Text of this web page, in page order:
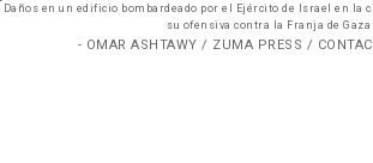
Daños en un edificio bombardeado por el Ejército de Israel en la
su ofensiva contra la Franja de Gaza
- OMAR ASHTAWY / ZUMA PRESS /